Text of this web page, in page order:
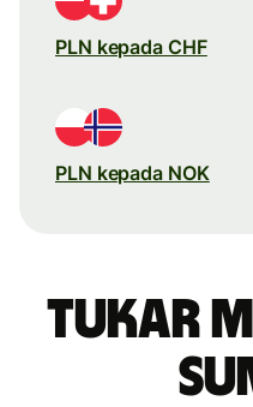
PLN kepada CHF
PLN kepada NOK
Tukar